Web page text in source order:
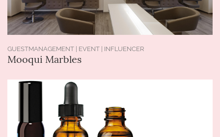
GUESTMANAGEMENT | EVENT | INFLUENCER
Mooqui Marbles